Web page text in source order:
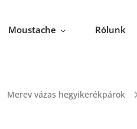
Moustache Rólunk
Merev vázas hegyikerékpárok /